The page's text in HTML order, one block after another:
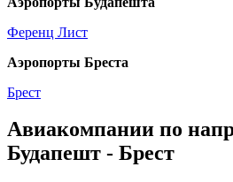
Ференц Лист
Аэропорты Бреста
Брест
Авиакомпании по
Будапешт - Брест